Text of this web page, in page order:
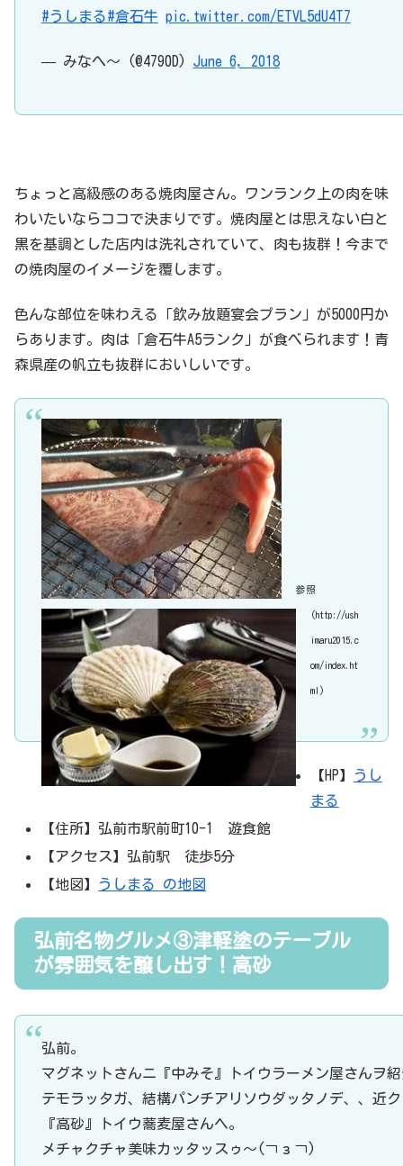
#うしまる#倉石牛 pic.twitter.com/ETVL5dU4T7
— みなへ～ (@4790D) June 6, 2018
ちょっと高級感のある焼肉屋さん。ワンランク上の肉を味
わいたいならココで決まりです。焼肉屋とは思えない白と
黒を基調とした店内は洗礼されていて、肉も抜群！今まで
の焼肉屋のイメージを覆します。
色んな部位を味わえる「飲み放題宴会プラン」が5000円か
らあります。肉は「倉石牛A5ランク 」が食べられます！青
森県産の帆立も抜群においしいです。
参照
(http://ush
imaru2015.c
om/index.ht
ml)
【HP】
うし
まる
【住所】弘前市駅前町10-1 遊食館
【アクセス】弘前駅 徒歩5分
【地図】
うしまる の地図
弘前名物グルメ③津軽塗のテーブル
が雰囲気を醸し出す！高砂
弘前。
マグネットさんニ『中みそ』トイウラーメン屋さんヲ
テモラッタガ、結構パンチアリソウダッタノデ、、近
『高砂』トイウ蕎麦屋さんヘ。
メチャクチャ美味カッタッスゥ〜(￢з￢)